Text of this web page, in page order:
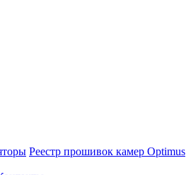
Реестр прошивок камер Optimus